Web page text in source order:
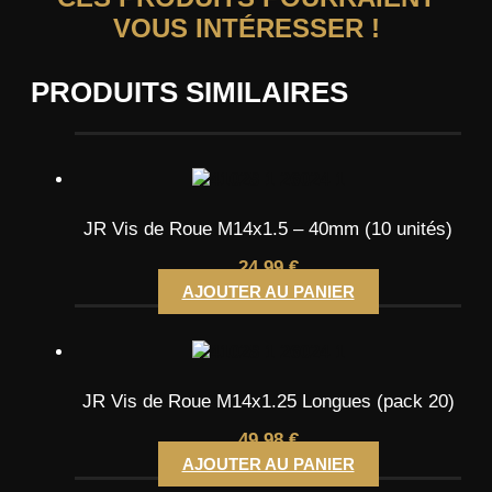
VOUS INTÉRESSER !
PRODUITS SIMILAIRES
JR Vis de Roue M14x1.5 – 40mm (10 unités)
24,99€
AJOUTER AU PANIER
JR Vis de Roue M14x1.25 Longues (pack 20)
49,98€
AJOUTER AU PANIER